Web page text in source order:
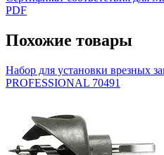
PDF
Похожие товары
Набор для установки врезных
PROFESSIONAL 70491